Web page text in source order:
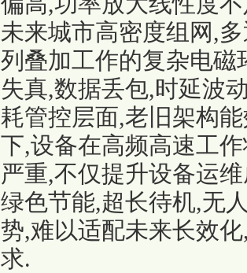
未来城市高密度组网,
列叠加工作的复杂电
失真,数据丢包,时延波
耗管控层面,老旧架构
下,设备在高频高速工
严重,不仅提升设备运
绿色节能,超长待机,无
势,难以适配未来长效
求.